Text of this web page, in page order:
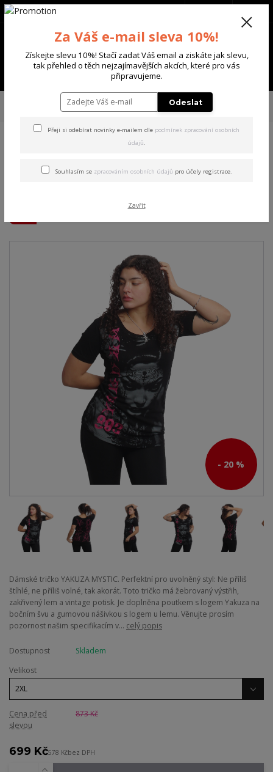
Menu
+420 702 136 620
TRIČKA & TÍLKA
Yakuza dámské tílko Mystic Curved
Crew Neck T-Shirt black 2XL
Curved Crew Neck T-Shirt
- 20 %
Dámské tričko YAKUZA MYSTIC. Perfektní pro uvolněný styl: Ne příliš
štíhlé, ne příliš volné, tak akorát. Toto tričko má žebrovaný výstřih,
zakřivený lem a vintage potisk. Je doplněna poutkem s logem Yakuza na
bočním švu a gumovou nášivkou s logem u lemu. Věnujte prosím
pozornost našim specifikacím v... celý popis
Dostupnost
Skladem
Velikost
Cena před
slevou
873 Kč
699 Kč578 Kčbez DPH
Za Váš e-mail sleva 10%!
Získejte slevu 10%! Stačí zadat Váš email a ziskáte jak slevu,
tak přehled o těch nejzajímavějších akcích, které pro vás
připravujeme.
Odeslat
Přeji si odebírat novinky e-mailem dle podmínek zpracování osobních
údajů.
Souhlasím se zpracováním osobních údajů pro účely registrace.
Zavřít